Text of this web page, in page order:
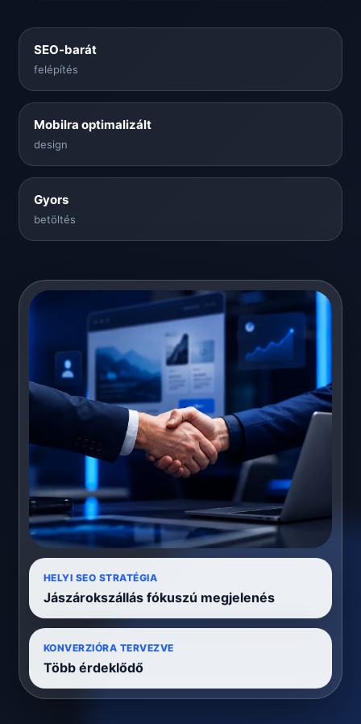
SEO-barát
felépítés
Mobilra optimalizált
design
Gyors
betöltés
HELYI SEO STRATÉGIA
Jászárokszállás fókuszú megjelenés
KONVERZIÓRA TERVEZVE
Több érdeklődő